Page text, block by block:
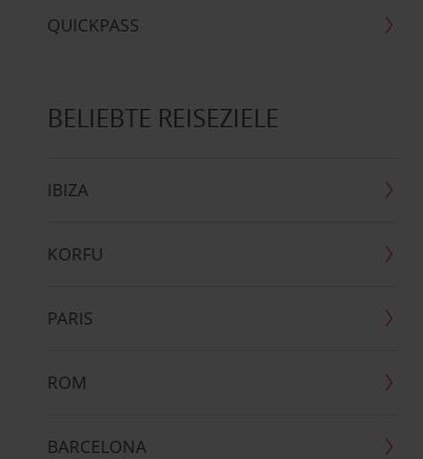
QUICKPASS
BELIEBTE REISEZIELE
IBIZA
KORFU
PARIS
ROM
BARCELONA